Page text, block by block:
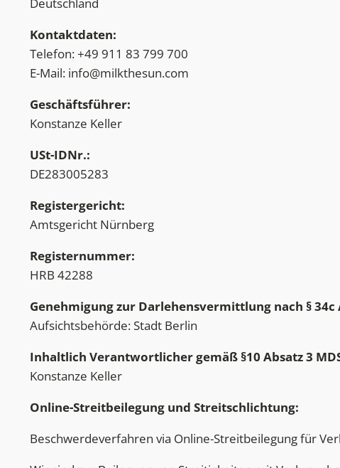
Kontaktdaten:
Telefon: +49 911 83 799 700
E-Mail: info@milkthesun.com
Geschäftsführer:
Konstanze Keller
USt-IDNr.:
DE283005283
Registergericht:
Amtsgericht Nürnberg
Registernummer:
HRB 42288
Genehmigung zur Darlehensvermittlung nach § 34c
Aufsichtsbehörde: Stadt Berlin
Inhaltlich Verantwortlicher gemäß §10 Absatz 3
Konstanze Keller
Online-Streitbeilegung und Streitschlichtung:
Beschwerdeverfahren via Online-Streitbeilegung für